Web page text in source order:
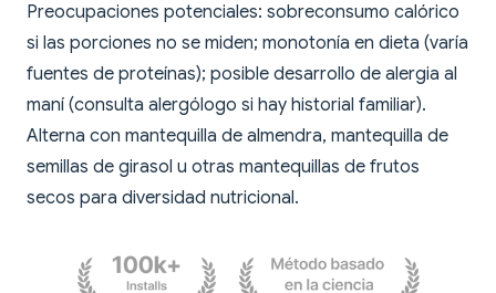
Preocupaciones potenciales: sobreconsumo calórico
si las porciones no se miden; monotonía en dieta (varía
fuentes de proteínas); posible desarrollo de alergia al
maní (consulta alergólogo si hay historial familiar).
Alterna con mantequilla de almendra, mantequilla de
semillas de girasol u otras mantequillas de frutos
secos para diversidad nutricional.